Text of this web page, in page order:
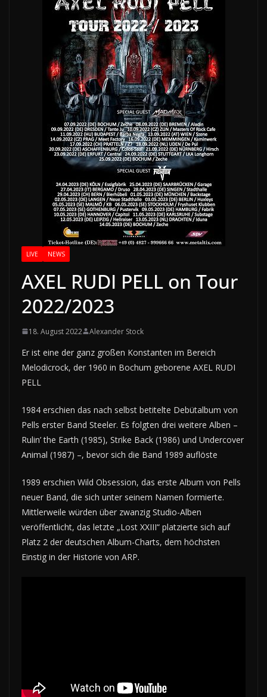
LIVE NEWS
AXEL RUDI PELL on Tour
2022/2023
18. August 2022 Alexander Stock
Er ist eine der ganz großen Konstanten im Bereich
Melodicrock, der 1960 in Bochum geborene AXEL RUDI
PELL
1984 erschien das nach selbst betitelte Debütalbum von
Pells erster Band Steeler. Es folgten drei weitere Alben –
Rulin’ the Earth (1985), Strike Back (1986) und Undercover
Animal (1987) –, bevor sich die Band 1989 auflöste
1989 erschien Wild Obsession, das erste Album von Pells
neuer Band, die sich unter seinem Namen formierte.
Mittlerweile würden über zwanzig Studio-Alben
veröffentlicht, das letzte „Lost XXIII“ platzierte sich auf
Platz 2 der deutschen Album-Charts, dem höchsten
Einstig in der Historie von ARP.